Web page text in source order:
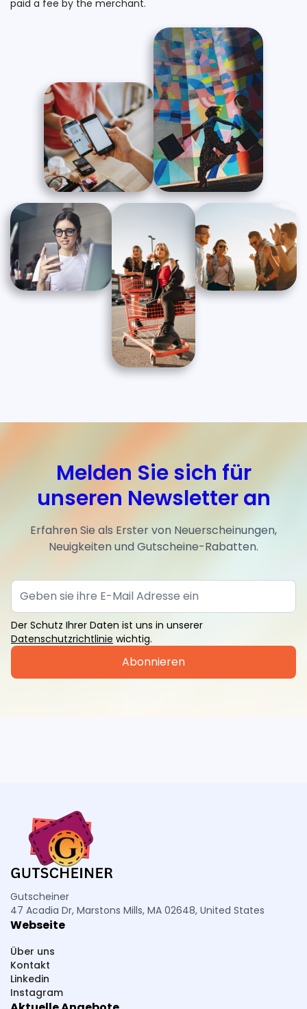
paid a fee by the merchant.
Melden Sie sich für
unseren Newsletter an
Erfahren Sie als Erster von Neuerscheinungen,
Neuigkeiten und Gutscheine-Rabatten.
Der Schutz Ihrer Daten ist uns in unserer
Datenschutzrichtlinie wichtig.
Abonnieren
Gutscheiner
47 Acadia Dr, Marstons Mills, MA 02648, United States
Webseite
Über uns
Kontakt
Linkedin
Instagram